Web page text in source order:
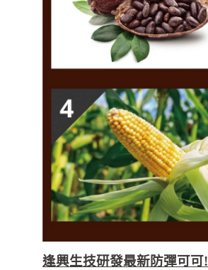
逢興生技研發最新防彈可可!